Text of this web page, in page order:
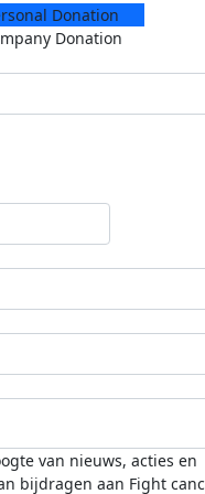
Donation
Donation
van nieuws, acties en
bijdragen aan Fight